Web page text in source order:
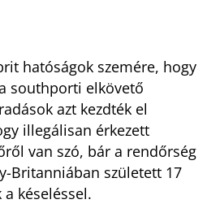
hatóságok szemére, hogy
southporti elkövető
azt kezdték el
illegálisan érkezett
van szó, bár a rendőrség
Britanniában született 17
késeléssel.